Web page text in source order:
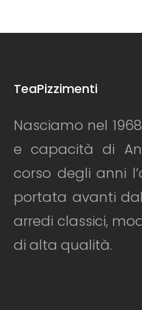
TeaPizzimenti
Nasciamo nel
e capacità di
corso degli anni
portata avanti
arredi classici,
di alta qualità.